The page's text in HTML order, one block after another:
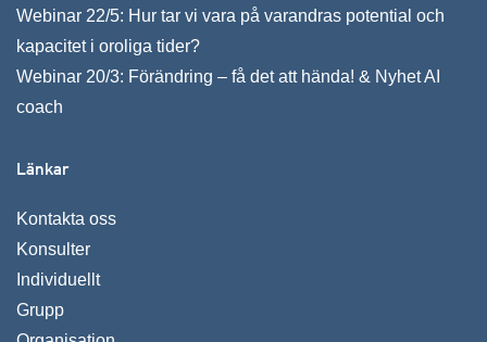
Webinar 22/5: Hur tar vi vara på varandras potential och
kapacitet i oroliga tider?
Webinar 20/3: Förändring – få det att hända! & Nyhet AI
coach
Länkar
Kontakta oss
Konsulter
Individuellt
Grupp